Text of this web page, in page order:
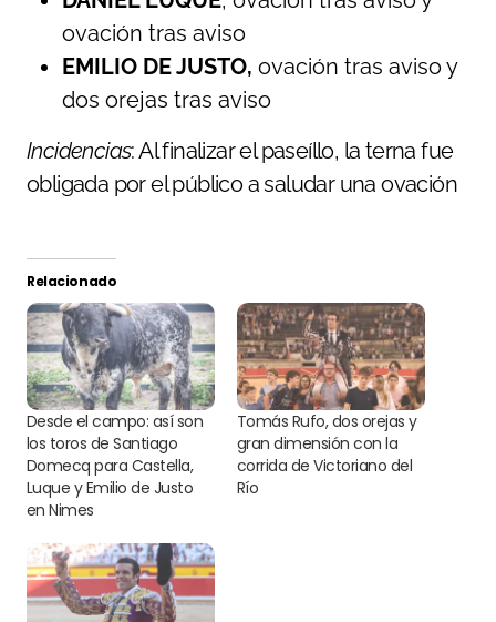
ovación tras aviso
EMILIO DE JUSTO, ovación tras aviso y
dos orejas tras aviso
Incidencias: Al finalizar el paseíllo, la terna fue
obligada por el público a saludar una ovación
Relacionado
Desde el campo: así son
los toros de Santiago
Domecq para Castella,
Luque y Emilio de Justo
en Nimes
Tomás Rufo, dos orejas y
gran dimensión con la
corrida de Victoriano del
Río